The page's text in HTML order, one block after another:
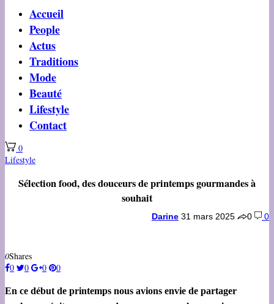
Accueil
People
Actus
Traditions
Mode
Beauté
Lifestyle
Contact
0
Lifestyle
Sélection food, des douceurs de printemps gourmandes à
souhait
Darine 31 mars 2025 0 0
0Shares
0
0 0 0
En ce début de printemps nous avions envie de partager